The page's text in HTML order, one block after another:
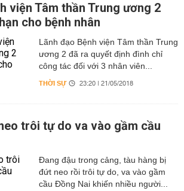
viện Tâm thần Trung ương 2
cho bệnh nhân
Lãnh đạo Bệnh viện Tâm thần Trung
ương 2 đã ra quyết định đình chỉ
công tác đối với 3 nhân viên...
THỜI SỰ 23:20 | 21/05/2018
trôi tự do va vào gầm cầu
Đang đậu trong cảng, tàu hàng bị
đứt neo rồi trôi tự do, va vào gầm
cầu Đồng Nai khiến nhiều người...